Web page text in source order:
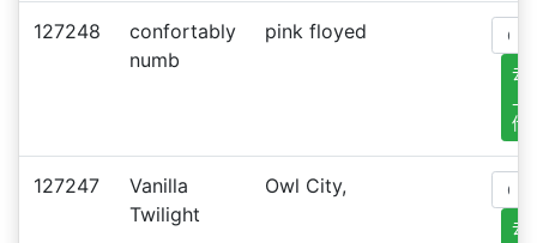
127248
confortably
numb
pink floyed
去
传
127247
Vanilla
Twilight
Owl City,
去